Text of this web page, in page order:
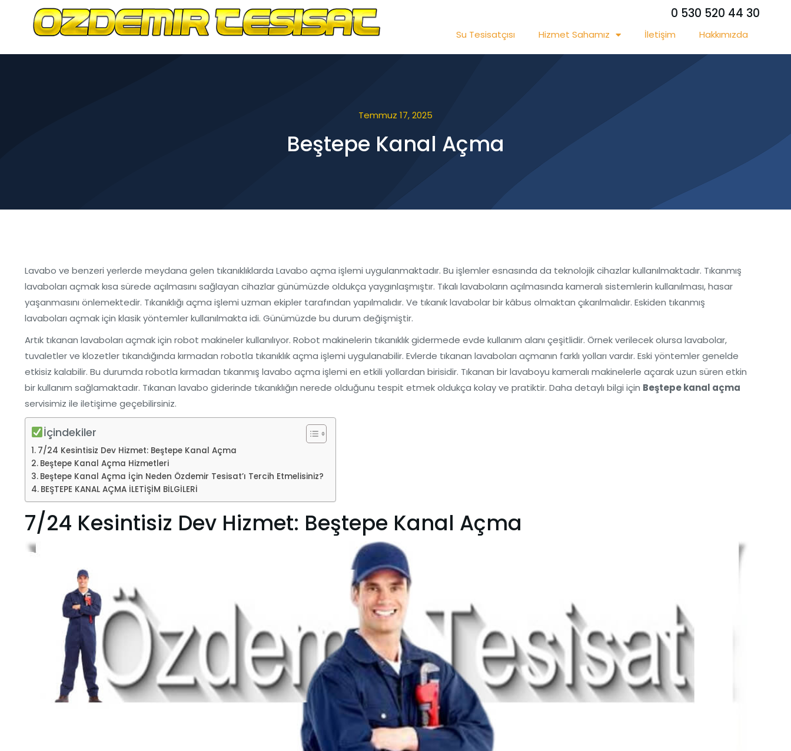
0 530 520 44 30
Su Tesisatçısı Hizmet Sahamız İletişim Hakkımızda
Temmuz 17, 2025
Beştepe Kanal Açma
Lavabo ve benzeri yerlerde meydana gelen tıkanıklıklarda Lavabo açma işlemi uygulanmaktadır. Bu işlemler esnasında da teknolojik cihazlar kullanılmaktadır. Tıkanmış
lavaboları açmak kısa sürede açılmasını sağlayan cihazlar günümüzde oldukça yaygınlaşmıştır. Tıkalı lavaboların açılmasında kameralı sistemlerin kullanılması, hasar
yaşanmasını önlemektedir. Tıkanıklığı açma işlemi uzman ekipler tarafından yapılmalıdır. Ve tıkanık lavabolar bir kâbus olmaktan çıkarılmalıdır. Eskiden tıkanmış
lavaboları açmak için klasik yöntemler kullanılmakta idi. Günümüzde bu durum değişmiştir.
Artık tıkanan lavaboları açmak için robot makineler kullanılıyor. Robot makinelerin tıkanıklık gidermede evde kullanım alanı çeşitlidir. Örnek verilecek olursa lavabolar,
tuvaletler ve klozetler tıkandığında kırmadan robotla tıkanıklık açma işlemi uygulanabilir. Evlerde tıkanan lavaboları açmanın farklı yolları vardır. Eski yöntemler genelde
etkisiz kalabilir. Bu durumda robotla kırmadan tıkanmış lavabo açma işlemi en etkili yollardan birisidir. Tıkanan bir lavaboyu kameralı makinelerle açarak uzun süren etkin
bir kullanım sağlamaktadır. Tıkanan lavabo giderinde tıkanıklığın nerede olduğunu tespit etmek oldukça kolay ve pratiktir. Daha detaylı bilgi için Beştepe kanal açma
servisimiz ile iletişime geçebilirsiniz.
İçindekiler
7/24 Kesintisiz Dev Hizmet: Beştepe Kanal Açma
Beştepe Kanal Açma Hizmetleri
Beştepe Kanal Açma İçin Neden Özdemir Tesisat’ı Tercih Etmelisiniz?
BEŞTEPE KANAL AÇMA İLETİŞİM BİLGİLERİ
7/24 Kesintisiz Dev Hizmet: Beştepe Kanal Açma